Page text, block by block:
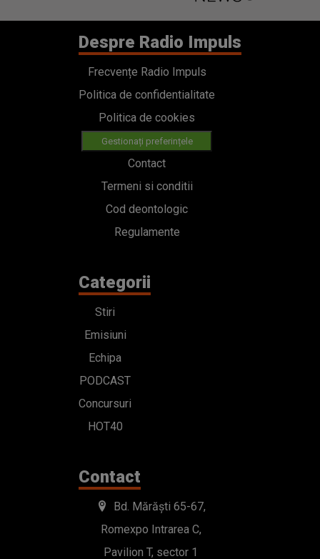
Despre Radio Impuls
Frecvențe Radio Impuls
Politica de confidentialitate
Politica de cookies
Gestionați preferințele
Contact
Termeni si conditii
Cod deontologic
Regulamente
Categorii
Stiri
Emisiuni
Echipa
PODCAST
Concursuri
HOT40
Contact
Bd. Mărăști 65-67,
Romexpo Intrarea C,
Pavilion T, sector 1